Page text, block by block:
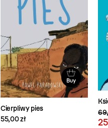
Buy
Cierpliwy pies
55,00 zł